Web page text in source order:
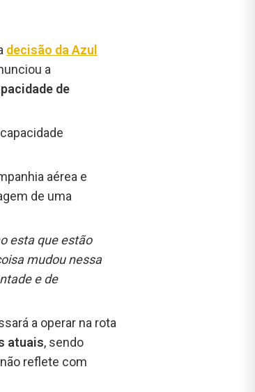
decisão da Azul
a
de
aérea e
de uma
esta que estão
mudou nessa
e de
a operar na rota
atuais, sendo
não reflete com